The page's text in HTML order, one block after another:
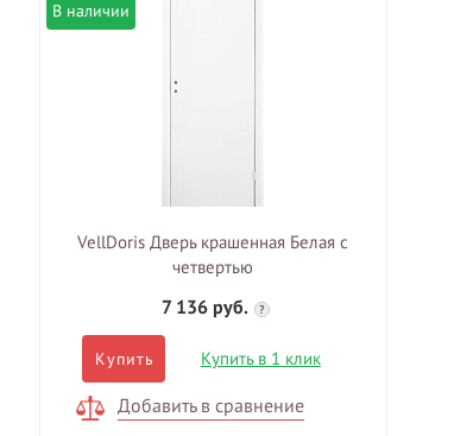
В наличии
VellDoris Дверь крашенная Белая с
четвертью
7 136 руб.
?
Купить Купить в 1 клик
Добавить в сравнение